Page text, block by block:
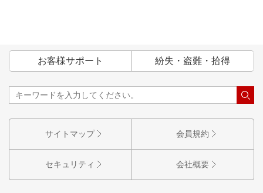
お客様サポート 紛失・盗難・拾得
サイトマップ 会員規約
セキュリティ 会社概要